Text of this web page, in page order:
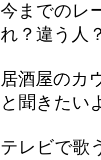
今までのレ
れ？違う人
居酒屋のカ
と聞きたい
テレビで歌